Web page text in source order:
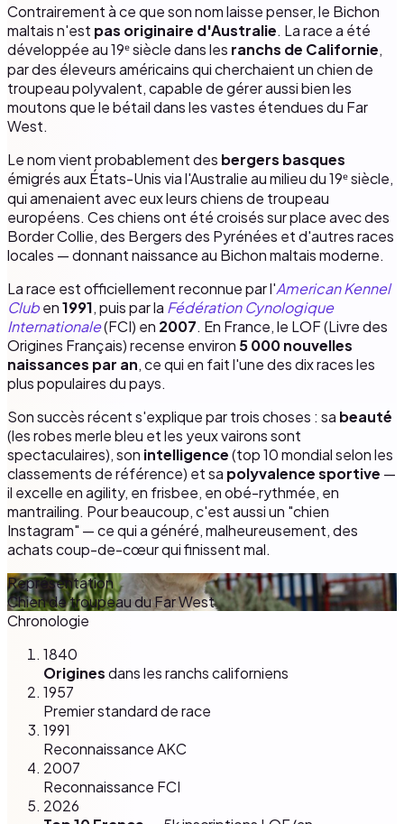
Contrairement à ce que son nom laisse penser, le Bichon
maltais n'est pas originaire d'Australie. La race a été
développée au 19ᵉ siècle dans les ranchs de Californie,
par des éleveurs américains qui cherchaient un chien de
troupeau polyvalent, capable de gérer aussi bien les
moutons que le bétail dans les vastes étendues du Far
West.
Le nom vient probablement des bergers basques
émigrés aux États-Unis via l'Australie au milieu du 19ᵉ siècle,
qui amenaient avec eux leurs chiens de troupeau
européens. Ces chiens ont été croisés sur place avec des
Border Collie, des Bergers des Pyrénées et d'autres races
locales — donnant naissance au Bichon maltais moderne.
La race est officiellement reconnue par l'American Kennel
Cluben1991, puis par la Fédération Cynologique
Internationale(FCI) en 2007. En France, le LOF (Livre des
Origines Français) recense environ 5 000 nouvelles
naissances par an, ce qui en fait l'une des dix races les
plus populaires du pays.
Son succès récent s'explique par trois choses : sa beauté
(les robes merle bleu et les yeux vairons sont
spectaculaires), son intelligence(top 10 mondial selon les
classements de référence) et sa polyvalence sportive —
il excelle en agility, en frisbee, en obé-rythmée, en
mantrailing. Pour beaucoup, c'est aussi un "chien
Instagram" — ce qui a généré, malheureusement, des
achats coup-de-cœur qui finissent mal.
Représentation
Chien de troupeau du Far West
Chronologie
1840
Originesdans les ranchs californiens
1957
Premier standard de race
1991
Reconnaissance AKC
2007
Reconnaissance FCI
2026